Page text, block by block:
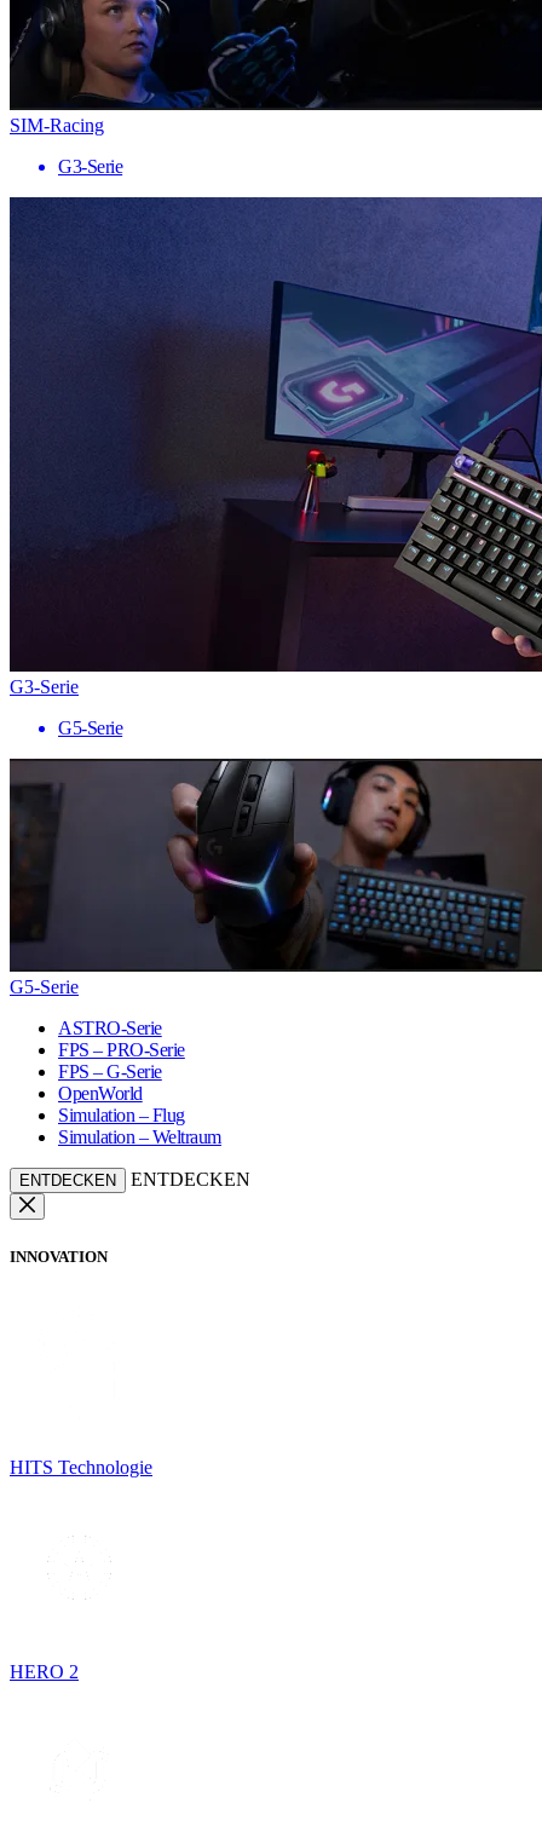
SIM-Racing
G3-Serie
G3-Serie
G5-Serie
G5-Serie
ASTRO-Serie
FPS – PRO-Serie
FPS – G-Serie
OpenWorld
Simulation – Flug
Simulation – Weltraum
ENTDECKEN ENTDECKEN
INNOVATION
HITS Technologie
HERO 2